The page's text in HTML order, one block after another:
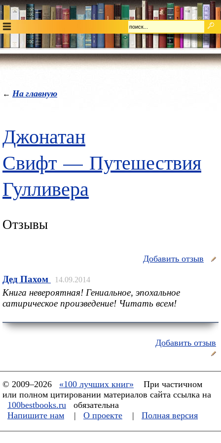
← На главную
Джонатан
Свифт — Путешествия
Гулливера
Отзывы
Добавить отзыв
Дед Пахом 14.09.2014
Книга невероятная! Гениальное, эпохальное
сатирическое произведение! Читать всем!
Добавить отзыв
© 2009–2026 «100 лучших книг»
При частичном
или полном цитировании материалов сайта ссылка на
100bestbooks.ru
обязательна
Напишите нам
| О проекте | Полная версия